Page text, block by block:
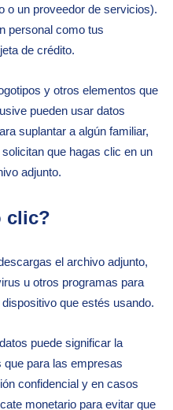
o un proveedor de servicios).
personal como tus
de crédito.
y otros elementos que
pueden usar datos
suplantar a algún familiar,
que hagas clic en un
adjunto.
clic?
el archivo adjunto,
u otros programas para
que estés usando.
puede significar la
para las empresas
confidencial y en casos
monetario para evitar que